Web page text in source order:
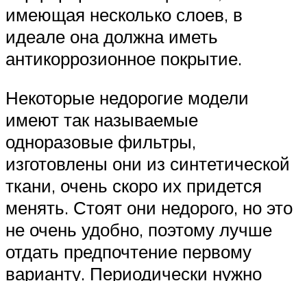
имеющая несколько слоев, в
идеале она должна иметь
антикоррозионное покрытие.
Некоторые недорогие модели
имеют так называемые
одноразовые фильтры,
изготовлены они из синтетической
ткани, очень скоро их придется
менять. Стоят они недорого, но это
не очень удобно, поэтому лучше
отдать предпочтение первому
варианту. Периодически нужно